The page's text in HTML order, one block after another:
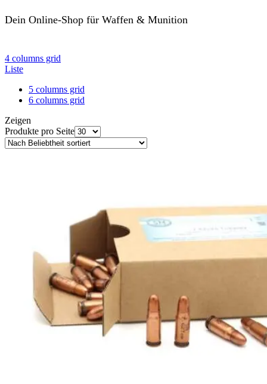
Dein Online-Shop für Waffen & Munition
4 columns grid
Liste
5 columns grid
6 columns grid
Zeigen
Produkte pro Seite